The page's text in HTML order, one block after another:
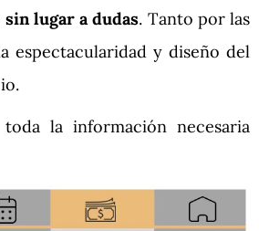
lugar a dudas. Tanto por las
espectacularidad y diseño del
la información necesaria